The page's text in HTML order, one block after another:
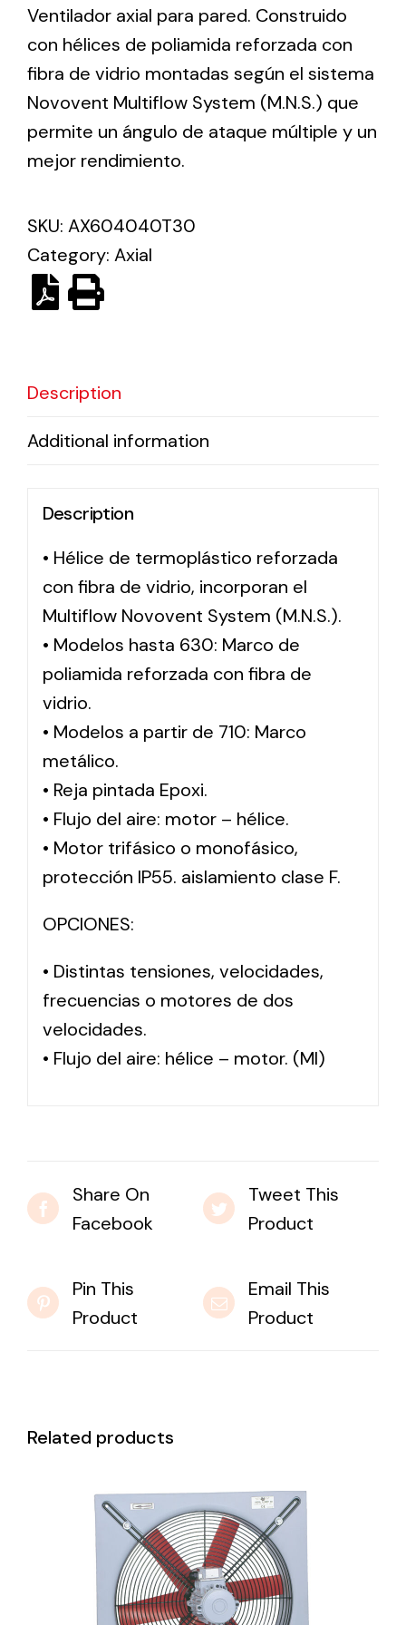
Ventilation
The incorporation of Novovent into the group
meant a greater offer of ventilation products for
different uses
Iluminación Solar
Variedad de soluciones solares para todo tipo
Ventilador axial para pared. Construido
con hélices de poliamida reforzada con
fibra de vidrio montadas según el sistema
Novovent Multiflow System (M.N.S.) que
permite un ángulo de ataque múltiple y un
mejor rendimiento.
SKU: AX604040T30
Category: Axial
Description
Additional information
Description
• Hélice de termoplástico reforzada
con fibra de vidrio, incorporan el
Multiflow Novovent System (M.N.S.).
• Modelos hasta 630: Marco de
poliamida reforzada con fibra de
vidrio.
• Modelos a partir de 710: Marco
metálico.
• Reja pintada Epoxi.
• Flujo del aire: motor – hélice.
• Motor trifásico o monofásico,
protección IP55. aislamiento clase F.
OPCIONES:
• Distintas tensiones, velocidades,
frecuencias o motores de dos
velocidades.
• Flujo del aire: hélice – motor. (MI)
Share On
Facebook
Tweet This
Product
Pin This
Product
Email This
Product
Related products
DETAILS